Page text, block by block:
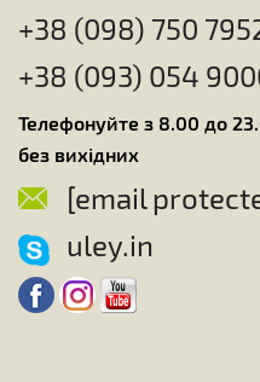
+38 (098) 750
+38 (093) 054
Телефонуйте з 8.00 до
без вихідних
[email
uley.in